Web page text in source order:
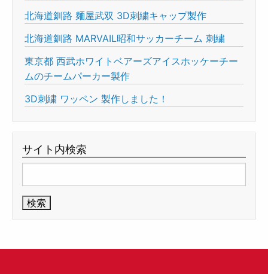
北海道釧路 麺屋武双 3D刺繍キャップ製作
北海道釧路 MARVAIL昭和サッカーチーム 刺繍
東京都 西武ホワイトベアーズアイスホッケーチー
ムのチームパーカー製作
3D刺繍 ワッペン 製作しました！
サイト内検索
索: